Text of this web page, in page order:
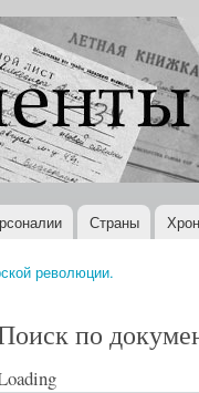
Страны
революции.
по